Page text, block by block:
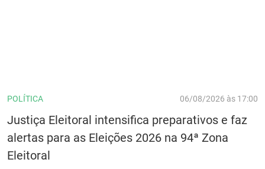
POLÍTICA 06/08/2026 às 17:00
Justiça Eleitoral intensifica preparativos e faz
alertas para as Eleições 2026 na 94ª Zona
Eleitoral